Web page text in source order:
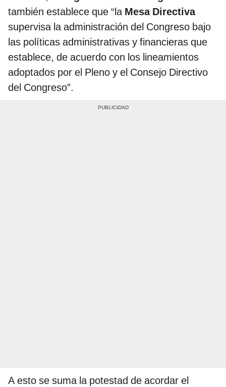
también establece que “la Mesa Directiva
supervisa la administración del Congreso bajo
las políticas administrativas y financieras que
establece, de acuerdo con los lineamientos
adoptados por el Pleno y el Consejo Directivo
del Congreso”.
A esto se suma la potestad de acordar el